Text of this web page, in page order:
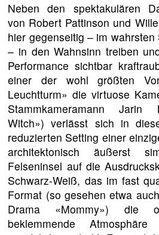
Neben den spektakulären
von Robert Pattinson und
hier gegenseitig – im
– in den Wahnsinn treiben
Performance sichtbar
einer der wohl größten
Leuchtturm» die virtuose
Stammkameramann Jarin
Witch») verlässt sich in
reduzierten Setting einer
architektonisch äußerst
Felseninsel auf die
Schwarz-Weiß, das im fast
Format (so gesehen etwa
Drama «Mommy») die
beklemmende